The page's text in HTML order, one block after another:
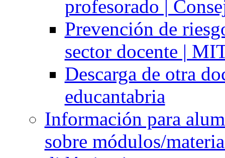
profesorado |
Prevención de
sector docente |
Descarga de otra
educantabria
Información para
sobre módulos/